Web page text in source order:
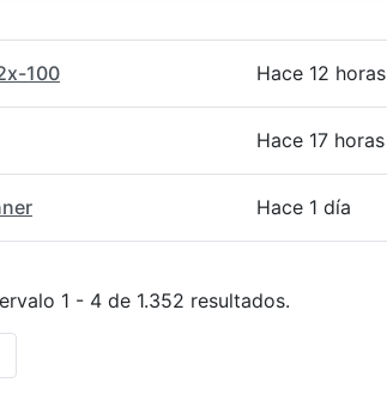
100 Hace 12 horas
Hace 17 horas
Hace 1 día
1 - 4 de 1.352 resultados.
Use TAB para desplazarse.